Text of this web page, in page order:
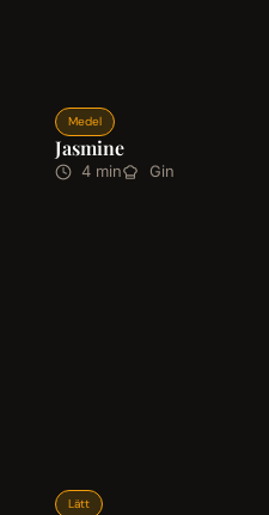
Medel
Jasmine
4 min Gin
Lätt